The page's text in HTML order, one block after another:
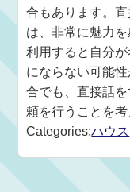
合もあります。
は、非常に魅力
利用すると自分
にならない可能
合でも、直接話
頼を行うことを考
Categories:ハウス